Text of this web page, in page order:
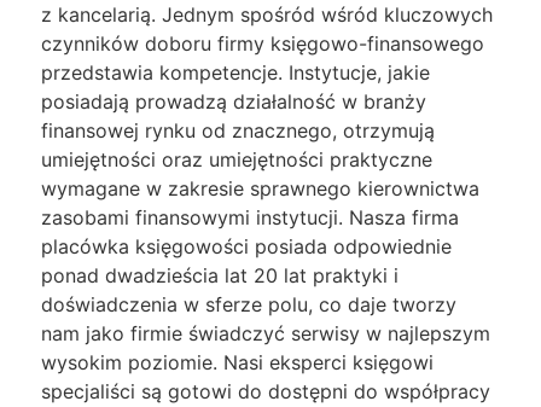
z kancelarią. Jednym spośród wśród kluczowych
czynników doboru firmy księgowo-finansowego
przedstawia kompetencje. Instytucje, jakie
posiadają prowadzą działalność w branży
finansowej rynku od znacznego, otrzymują
umiejętności oraz umiejętności praktyczne
wymagane w zakresie sprawnego kierownictwa
zasobami finansowymi instytucji. Nasza firma
placówka księgowości posiada odpowiednie
ponad dwadzieścia lat 20 lat praktyki i
doświadczenia w sferze polu, co daje tworzy
nam jako firmie świadczyć serwisy w najlepszym
wysokim poziomie. Nasi eksperci księgowi
specjaliści są gotowi do dostępni do współpracy